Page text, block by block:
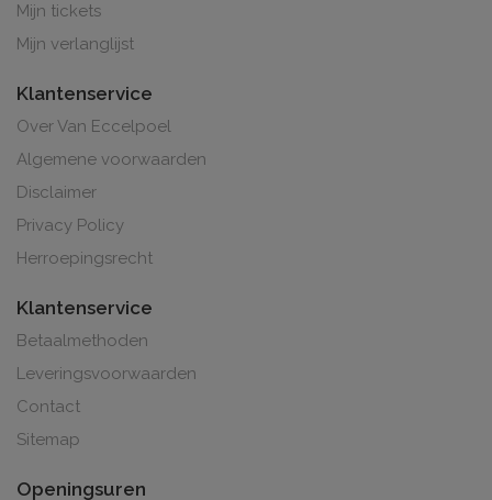
Mijn tickets
Mijn verlanglijst
Klantenservice
Over Van Eccelpoel
Algemene voorwaarden
Disclaimer
Privacy Policy
Herroepingsrecht
Klantenservice
Betaalmethoden
Leveringsvoorwaarden
Contact
Sitemap
Openingsuren